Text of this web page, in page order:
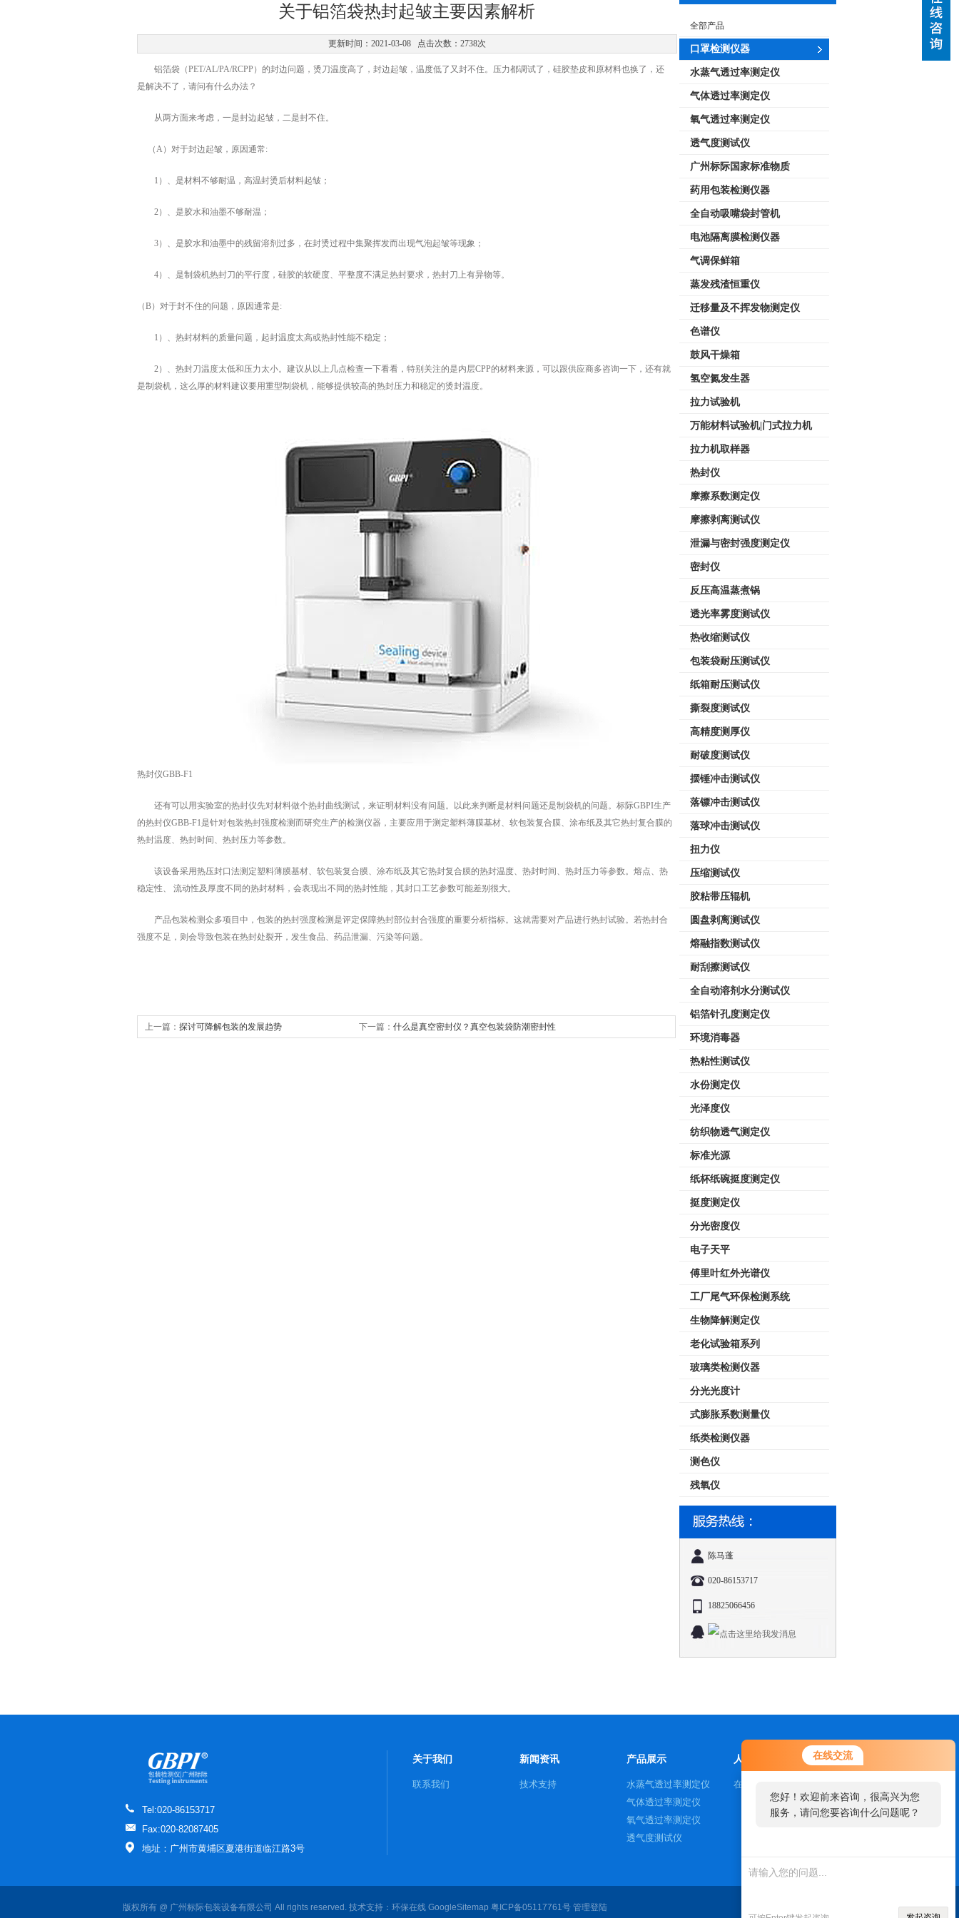
在线交流
您好！欢迎前来咨询，很高兴为您
服务，请问您要咨询什么问题呢？
关于铝箔袋热封起皱主要因素解析
更新时间：2021-03-08 点击次数：2738次
铝箔袋（PET/AL/PA/RCPP）的封边问题，烫刀温度高了，封边起皱，温度低了又封不住。压力都调试了，硅胶垫皮和原材料也换了，还
是解决不了，请问有什么办法？
从两方面来考虑，一是封边起皱，二是封不住。
（A）对于封边起皱，原因通常:
1）、是材料不够耐温，高温封烫后材料起皱；
2）、是胶水和油墨不够耐温；
3）、是胶水和油墨中的残留溶剂过多，在封烫过程中集聚挥发而出现气泡起皱等现象；
4）、是制袋机热封刀的平行度，硅胶的软硬度、平整度不满足热封要求，热封刀上有异物等。
（B）对于封不住的问题，原因通常是:
1）、热封材料的质量问题，起封温度太高或热封性能不稳定；
2）、热封刀温度太低和压力太小。建议从以上几点检查一下看看，特别关注的是内层CPP的材料来源，可以跟供应商多咨询一下，还有就
是制袋机，这么厚的材料建议要用重型制袋机，能够提供较高的热封压力和稳定的烫封温度。
热封仪GBB-F1
还有可以用实验室的热封仪先对材料做个热封曲线测试，来证明材料没有问题。以此来判断是材料问题还是制袋机的问题。标际GBPI生产
的热封仪GBB-F1是针对包装热封强度检测而研究生产的检测仪器，主要应用于测定塑料薄膜基材、软包装复合膜、涂布纸及其它热封复合膜的
热封温度、热封时间、热封压力等参数。
该设备采用热压封口法测定塑料薄膜基材、软包装复合膜、涂布纸及其它热封复合膜的热封温度、热封时间、热封压力等参数。熔点、热
稳定性、 流动性及厚度不同的热封材料，会表现出不同的热封性能，其封口工艺参数可能差别很大。
产品包装检测众多项目中，包装的热封强度检测是评定保障热封部位封合强度的重要分析指标。这就需要对产品进行热封试验。若热封合
强度不足，则会导致包装在热封处裂开，发生食品、药品泄漏、污染等问题。
上一篇： 探讨可降解包装的发展趋势 下一篇： 什么是真空密封仪？真空包装袋防潮密封性
全部产品
口罩检测仪器
水蒸气透过率测定仪
气体透过率测定仪
氧气透过率测定仪
透气度测试仪
广州标际国家标准物质
药用包装检测仪器
全自动吸嘴袋封管机
电池隔离膜检测仪器
气调保鲜箱
蒸发残渣恒重仪
迁移量及不挥发物测定仪
色谱仪
鼓风干燥箱
氢空氮发生器
拉力试验机
万能材料试验机|门式拉力机
拉力机取样器
热封仪
摩擦系数测定仪
摩擦剥离测试仪
泄漏与密封强度测定仪
密封仪
反压高温蒸煮锅
透光率雾度测试仪
热收缩测试仪
包装袋耐压测试仪
纸箱耐压测试仪
撕裂度测试仪
高精度测厚仪
耐破度测试仪
摆锤冲击测试仪
落镖冲击测试仪
落球冲击测试仪
扭力仪
压缩测试仪
胶粘带压辊机
圆盘剥离测试仪
熔融指数测试仪
耐刮擦测试仪
全自动溶剂水分测试仪
铝箔针孔度测定仪
环境消毒器
热粘性测试仪
水份测定仪
光泽度仪
纺织物透气测定仪
标准光源
纸杯纸碗挺度测定仪
挺度测定仪
分光密度仪
电子天平
傅里叶红外光谱仪
工厂尾气环保检测系统
生物降解测定仪
老化试验箱系列
玻璃类检测仪器
分光光度计
式膨胀系数测量仪
纸类检测仪器
测色仪
残氧仪
陈马蓬
020-86153717
18825066456
Tel:020-86153717
Fax:020-82087405
地址：广州市黄埔区夏港街道临江路3号
关于我们
联系我们
新闻资讯
技术支持
产品展示
水蒸气透过率测定仪
气体透过率测定仪
氧气透过率测定仪
透气度测试仪
人才招聘
在线咨询
版权所有 @ 广州标际包装设备有限公司 All rights reserved. 技术支持： 环保在线 GoogleSitemap 粤ICP备05117761号 管理登陆